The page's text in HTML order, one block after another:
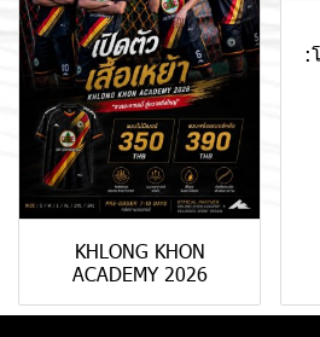
KHLONG KHON
ACADEMY 2026
: